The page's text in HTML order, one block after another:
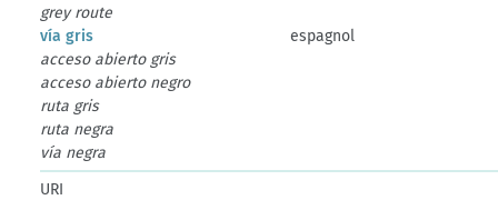
grey route
vía gris
espagnol
acceso abierto gris
acceso abierto negro
ruta gris
ruta negra
vía negra
URI